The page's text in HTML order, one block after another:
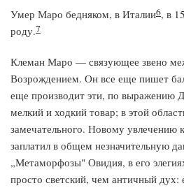
Умер Маро бедняком, в Италии6, в
роду.7
Клеман Маро — связующее звено
Возрождением. Он все еще пишет
еще производит эти, по выражению
мелкий и ходкий товар; в этой
замечательного. Новому увлечению
заплатил в общем незначительную
„Метаморфозы" Овидия, в его
просто светский, чем античный дух: